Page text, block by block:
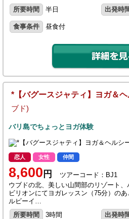
所要時間
半日 出発時
食事条件 昼食付
*【バグースジャティ】ヨガ＆
ブド)
バリ島でちょっとヨガ体験
恋人 女性 仲間
8,600 円
ツアーコード：BJ1
ウブドの北、美しい山間部のリゾート
ビリオンにてヨガレッスン（75分）の
ルビーイ…
所要時間
3時間 出発時